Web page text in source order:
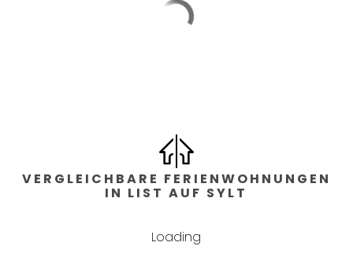
VERGLEICHBARE FERIENWOHNUNGEN
IN LIST AUF SYLT
Loading